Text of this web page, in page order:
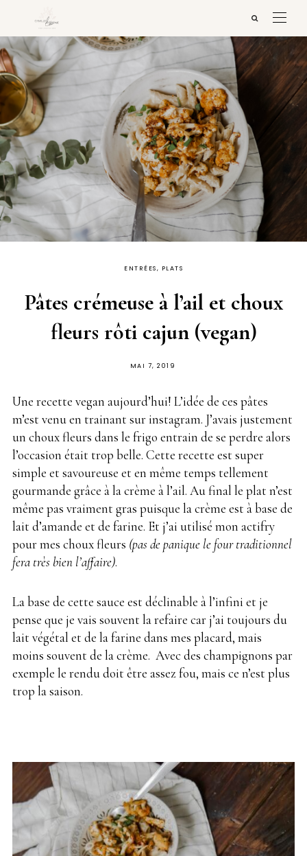
ENTRÉES, PLATS
Pâtes crémeuse à l’ail et choux
fleurs rôti cajun (vegan)
PUBLIÉ
MAI 7, 2019
Une recette vegan aujourd’hui! L’idée de ces pâtes
m’est venu en trainant sur instagram. J’avais justement
un choux fleurs dans le frigo entrain de se perdre alors
l’occasion était trop belle. Cette recette est super
simple et savoureuse et en même temps tellement
gourmande grâce à la crème à l’ail. Au final le plat n’est
même pas vraiment gras puisque la crème est à base de
lait d’amande et de farine. Et j’ai utilisé mon actifry
pour mes choux fleurs (pas de panique le four traditionnel
fera très bien l’affaire).
La base de cette sauce est déclinable à l’infini et je
pense que je vais souvent la refaire car j’ai toujours du
lait végétal et de la farine dans mes placard, mais
moins souvent de la crème. Avec des champignons par
exemple le rendu doit être assez fou, mais ce n’est plus
trop la saison.